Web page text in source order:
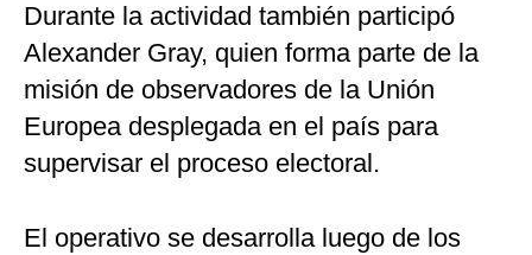
Durante la actividad también participó
Alexander Gray, quien forma parte de la
misión de observadores de la Unión
Europea desplegada en el país para
supervisar el proceso electoral.
El operativo se desarrolla luego de los